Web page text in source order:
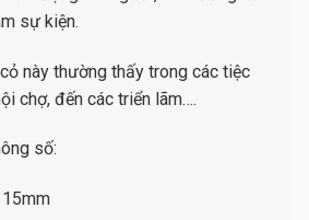
sự kiện.
này thường thấy trong các tiệc
chợ, đến các triển lãm….
số: